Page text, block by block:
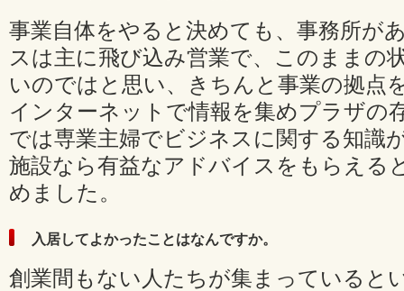
事業自体をやると決めても、事務所が
スは主に飛び込み営業で、このままの
いのではと思い、きちんと事業の拠点
インターネットで情報を集めプラザの
では専業主婦でビジネスに関する知識
施設なら有益なアドバイスをもらえる
めました。
入居してよかったことはなんですか。
創業間もない人たちが集まっていると